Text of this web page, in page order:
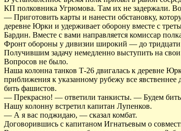
КП полковника Угрюмова. Там их не задержали.
— Приготовить карты и нанести обстановку,
деревне Юрки и удерживает оборону вместе с
Бардин. Вместе с вами направляется комиссар
Фронт обороны у дивизии широкий — до
Получившим задачу немедленно выступить на
Вопросов не было.
Наша колонна танков Т-26 двигалась к деревне
приближения к указанному рубежу все явственнее
бить фашистов.
— Прекрасно! — ответили танкисты. — Будем бить
Нашу колонну встретил капитан Лупенков.
— А я вас поджидаю, — сказал комбат.
Договорившись с капитаном Игнатьевым о